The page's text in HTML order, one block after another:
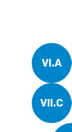
VI.A
VII.C